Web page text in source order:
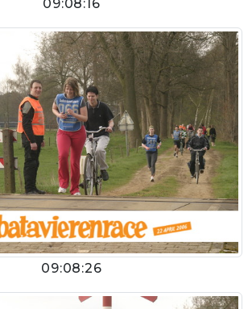
09:08:16
09:08:26